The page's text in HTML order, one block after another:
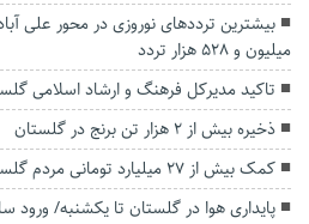
میلیون و ۵۲۸ هزار تردد
تاکید مدیرکل فرهنگ و ارشاد اسلامی
ذخیره بیش از ۲ هزار تن برنج در گلستان
کمک بیش از ۲۷ میلیارد تومانی مردم گلستان در جشن عاطفه‌ها
پایداری هوا در گلستان تا یکشنبه/ ورود